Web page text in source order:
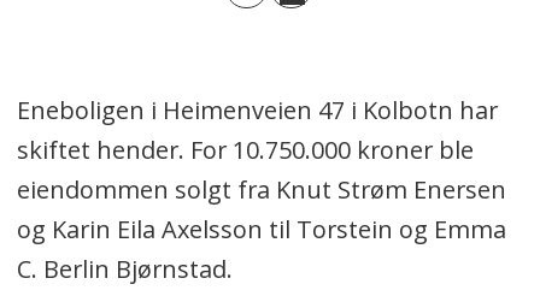
Eneboligen i Heimenveien 47 i Kolbotn har
skiftet hender. For 10.750.000 kroner ble
eiendommen solgt fra Knut Strøm Enersen
og Karin Eila Axelsson til Torstein og Emma
C. Berlin Bjørnstad.